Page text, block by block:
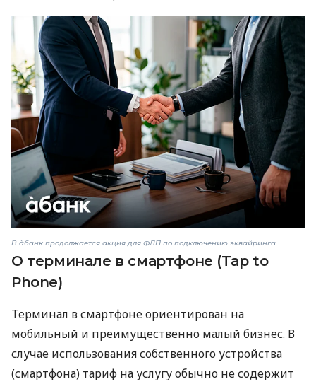
В àбанк продолжается акция для ФЛП по подключению эквайринга
О терминале в смартфоне (Tap to
Phone)
Терминал в смартфоне ориентирован на
мобильный и преимущественно малый бизнес. В
случае использования собственного устройства
(смартфона) тариф на услугу обычно не содержит